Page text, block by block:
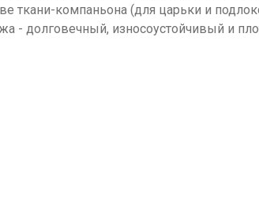
ткани-компаньона (для царьки и
- долговечный, износоустойчивый и